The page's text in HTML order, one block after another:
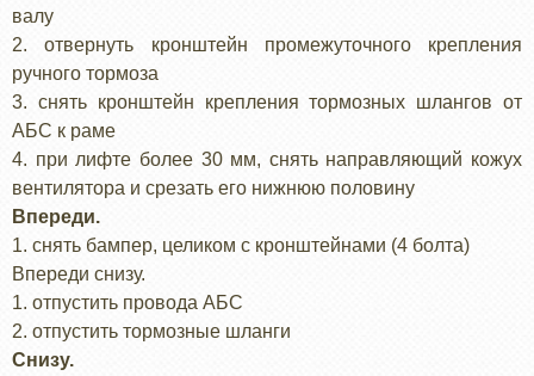
валу
2. отвернуть кронштейн промежуточного крепления
ручного тормоза
3. снять кронштейн крепления тормозных шлангов от
АБС к раме
4. при лифте более 30 мм, снять направляющий кожух
вентилятора и срезать его нижнюю половину
Впереди.
1. снять бампер, целиком с кронштейнами (4 болта)
Впереди снизу.
1. отпустить провода АБС
2. отпустить тормозные шланги
Снизу.